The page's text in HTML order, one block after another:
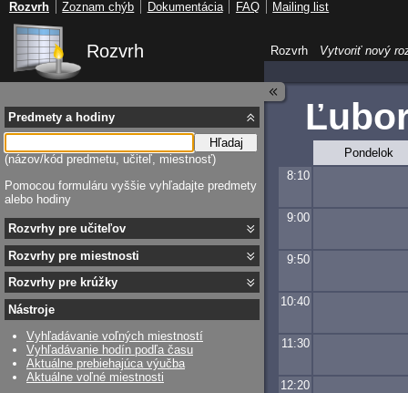
Rozvrh
Pondelok
8:10
9:00
9:50
10:40
11:30
12:20
Predmety a hodiny
Hľadaj
(názov/kód predmetu, učiteľ, miestnosť)
Pomocou formuláru vyššie vyhľadajte predmety
alebo hodiny
Rozvrhy pre učiteľov
Rozvrhy pre miestnosti
Rozvrhy pre krúžky
Nástroje
Vyhľadávanie voľných miestností
Vyhľadávanie hodín podľa času
Aktuálne prebiehajúca výučba
Aktuálne voľné miestnosti
Rozvrh Vytvoriť nový
Rozvrh Zoznam chýb Dokumentácia FAQ Mailing list